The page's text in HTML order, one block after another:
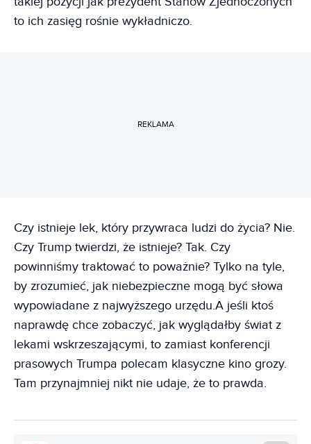
to ich zasięg rośnie wykładniczo.
REKLAMA
Czy istnieje lek, który przywraca ludzi do życia? Nie.
Czy Trump twierdzi, że istnieje? Tak. Czy
powinniśmy traktować to poważnie? Tylko na tyle,
by zrozumieć, jak niebezpieczne mogą być słowa
wypowiadane z najwyższego urzędu.A jeśli ktoś
naprawdę chce zobaczyć, jak wyglądałby świat z
lekami wskrzeszającymi, to zamiast konferencji
prasowych Trumpa polecam klasyczne kino grozy.
Tam przynajmniej nikt nie udaje, że to prawda.